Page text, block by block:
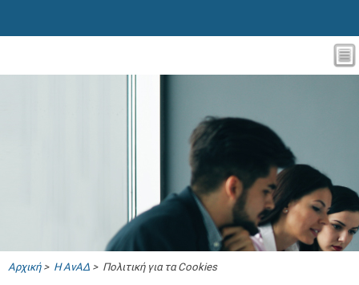
Αρχική> Η ΑνΑΔ > Πολιτική για τα Cookies